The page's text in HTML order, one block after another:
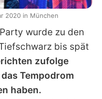
wurde zu den
bis spät
zufolge
Tempodrom
haben.
2020 in München